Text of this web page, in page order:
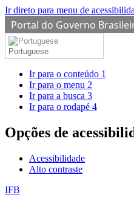
Ir direto para menu de
Portal do Governo
Portuguese
Ir para o conteúdo 1
Ir para o menu 2
Ir para a busca 3
Ir para o rodapé 4
Opções de
Acessibilidade
Alto contraste
IFB